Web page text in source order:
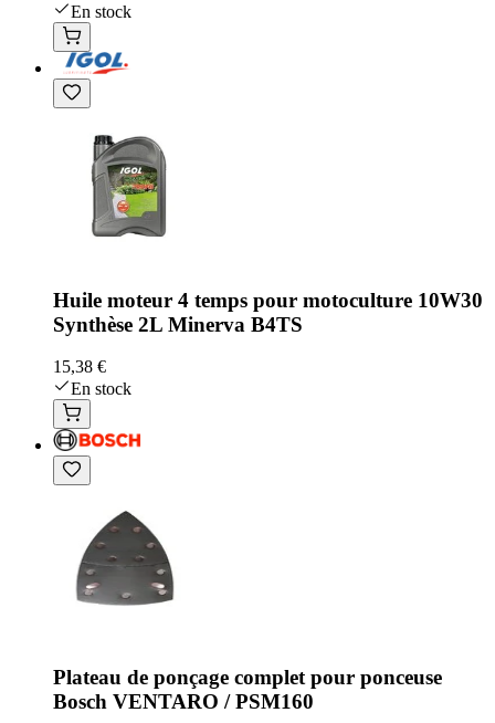
En stock
Huile moteur 4 temps pour motoculture 10W30
Synthèse 2L Minerva B4TS
15,38 €
En stock
Plateau de ponçage complet pour ponceuse
Bosch VENTARO / PSM160